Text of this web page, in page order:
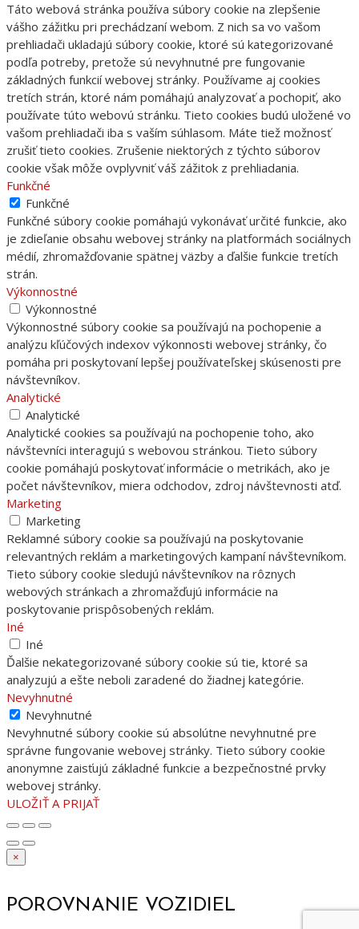
Táto webová stránka používa súbory cookie na zlepšenie
vášho zážitku pri prechádzaní webom. Z nich sa vo vašom
prehliadači ukladajú súbory cookie, ktoré sú kategorizované
podľa potreby, pretože sú nevyhnutné pre fungovanie
základných funkcií webovej stránky. Používame aj cookies
tretích strán, ktoré nám pomáhajú analyzovať a pochopiť, ako
používate túto webovú stránku. Tieto cookies budú uložené vo
vašom prehliadači iba s vaším súhlasom. Máte tiež možnosť
zrušiť tieto cookies. Zrušenie niektorých z týchto súborov
cookie však môže ovplyvniť váš zážitok z prehliadania.
Funkčné
Funkčné
Funkčné súbory cookie pomáhajú vykonávať určité funkcie, ako
je zdieľanie obsahu webovej stránky na platformách sociálnych
médií, zhromažďovanie spätnej väzby a ďalšie funkcie tretích
strán.
Výkonnostné
Výkonnostné
Výkonnostné súbory cookie sa používajú na pochopenie a
analýzu kľúčových indexov výkonnosti webovej stránky, čo
pomáha pri poskytovaní lepšej používateľskej skúsenosti pre
návštevníkov.
Analytické
Analytické
Analytické cookies sa používajú na pochopenie toho, ako
návštevníci interagujú s webovou stránkou. Tieto súbory
cookie pomáhajú poskytovať informácie o metrikách, ako je
počet návštevníkov, miera odchodov, zdroj návštevnosti atď.
Marketing
Marketing
Reklamné súbory cookie sa používajú na poskytovanie
relevantných reklám a marketingových kampaní návštevníkom.
Tieto súbory cookie sledujú návštevníkov na rôznych
webových stránkach a zhromažďujú informácie na
poskytovanie prispôsobených reklám.
Iné
Iné
Ďalšie nekategorizované súbory cookie sú tie, ktoré sa
analyzujú a ešte neboli zaradené do žiadnej kategórie.
Nevyhnutné
Nevyhnutné
Nevyhnutné súbory cookie sú absolútne nevyhnutné pre
správne fungovanie webovej stránky. Tieto súbory cookie
anonymne zaisťujú základné funkcie a bezpečnostné prvky
webovej stránky.
ULOŽIŤ A PRIJAŤ
×
POROVNANIE VOZIDIEL